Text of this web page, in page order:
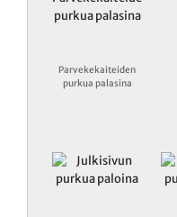
Parvekekaiteiden
purkua palasina